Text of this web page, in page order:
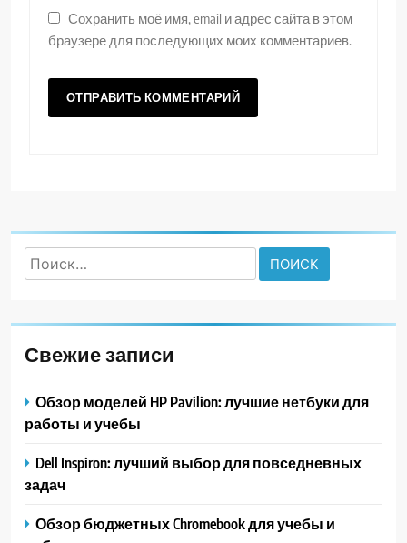
Сохранить моё имя, email и адрес сайта в этом
браузере для последующих моих комментариев.
Найти:
Свежие записи
Обзор моделей HP Pavilion: лучшие нетбуки для
работы и учебы
Dell Inspiron: лучший выбор для повседневных
задач
Обзор бюджетных Chromebook для учебы и